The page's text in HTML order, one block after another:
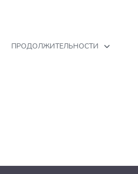
ПРОДОЛЖИТЕЛЬНОСТИ